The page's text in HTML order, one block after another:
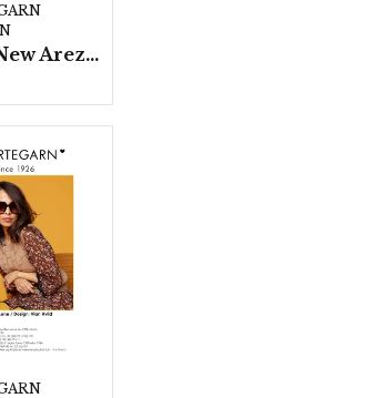
2579- New Arezzo